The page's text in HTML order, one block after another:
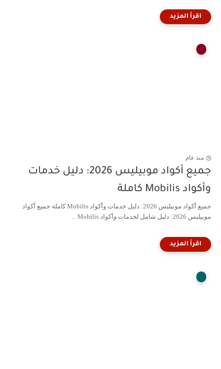
منذ عام
جميع أكواد موبيليس 2026: دليل خدمات
وأكواد Mobilis كاملة
جميع أكواد موبيليس 2026: دليل خدمات وأكواد Mobilis كاملة جميع أكواد
موبيليس 2026: دليل شامل لخدمات وأكواد Mobilis ...